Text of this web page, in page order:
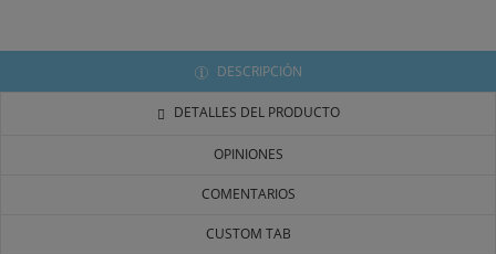
DESCRIPCIÓN
DETALLES DEL PRODUCTO
OPINIONES
COMENTARIOS
CUSTOM TAB